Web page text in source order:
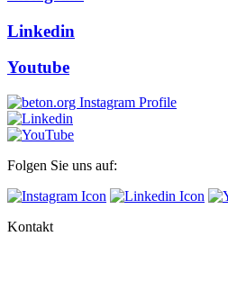
Linkedin
Youtube
Folgen Sie uns auf:
Kontakt